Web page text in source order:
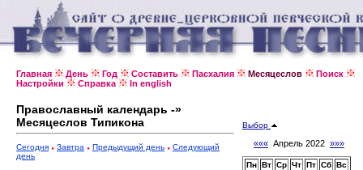
Главная День Год Составить Пасхалия Месяцеслов
Поиск
Настройки
Справка In english
Православный календарь -»
Месяцеслов Типикона
Сегодня Завтра Предыдущий день
Следующий
день
Выбор
««« Апрель 2022 »»»
Пн Вт Ср Чт Пт Сб Вс